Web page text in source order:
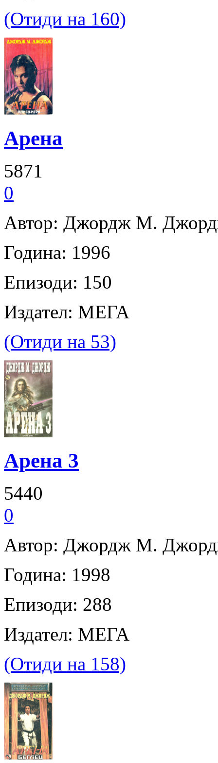
(Отиди на 160)
Арена
5871
0
Автор: Джордж М.
Година: 1996
Епизоди: 150
Издател: МЕГА
(Отиди на 53)
Арена 3
5440
0
Автор: Джордж М.
Година: 1998
Епизоди: 288
Издател: МЕГА
(Отиди на 158)